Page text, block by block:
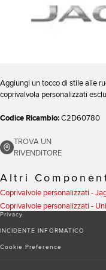
Aggiungi un tocco di stile alle
coprivalvola personalizzati
Codice Ricambio:C2D60780
TROVA UN
RIVENDITORE
Altri
Coprivalvole personalizzati -
Coprivalvole personalizzati -
Privacy
INCIDENTE INFORMATICO
Cookie Preference